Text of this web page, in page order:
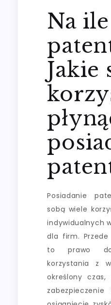
Na ile
Jakie
Posiadanie
sobą wiele
indywidualnych
dla firm.
to prawo do
korzystania z
określony